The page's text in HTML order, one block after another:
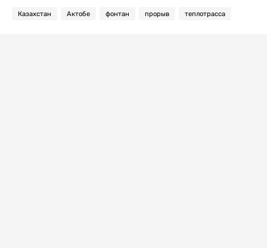
Казахстан Актобе фонтан прорыв теплотрасса